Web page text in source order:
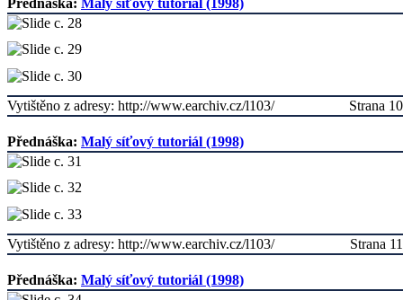
Strana 10
Vytištěno z adresy: http://www.earchiv.cz/l103/
Přednáška: Malý síťový tutoriál (1998)
Strana 11
Vytištěno z adresy: http://www.earchiv.cz/l103/
Přednáška: Malý síťový tutoriál (1998)